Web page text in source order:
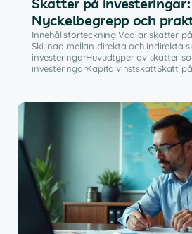
Nyckelbegrepp och
Innehållsförteckning:Vad är skatter
Skillnad mellan direkta och indirekta
investeringarHuvudtyper av skatter
investeringarKapitalvinstskattSkatt